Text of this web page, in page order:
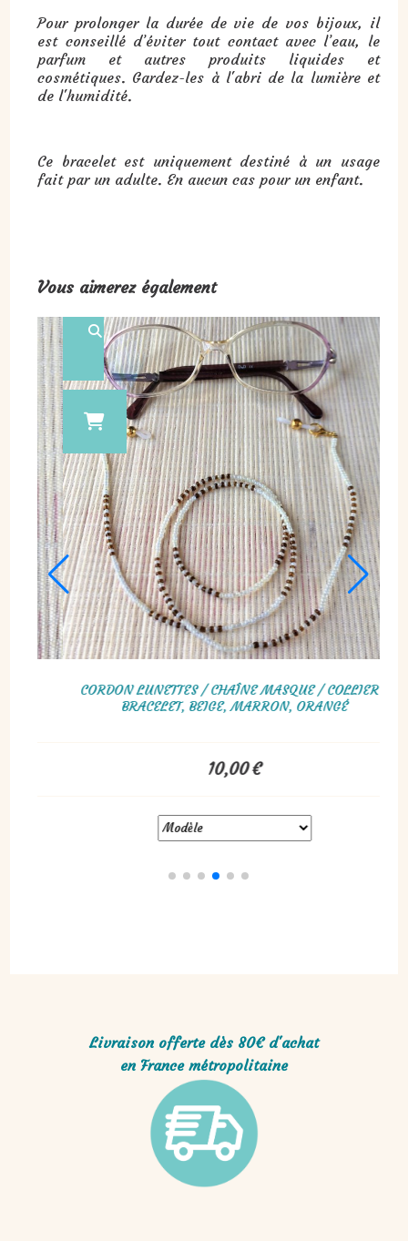
Pour prolonger la durée de vie de vos bijoux, il
est conseillé d’éviter tout contact avec l’eau, le
parfum et autres produits liquides et
cosmétiques. Gardez-les à l'abri de la lumière et
de l'humidité.
Ce bracelet est uniquement destiné à un usage
fait par un adulte. En aucun cas pour un enfant.
Vous aimerez également
MASQUE / COLLIER /
PORTE-CLEFS / BIJOU DE SAC,
12,00€
Livraison offerte dès 80€ d'achat
en France métropolitaine